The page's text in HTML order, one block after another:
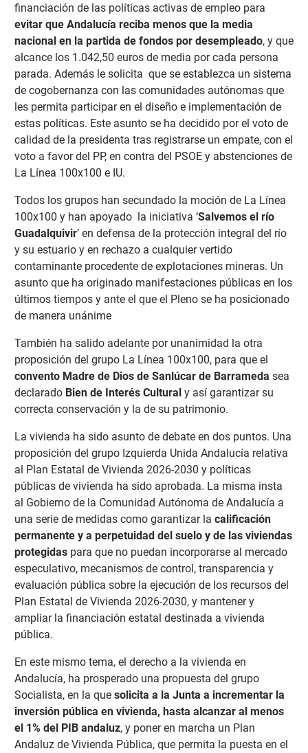
financiación de las políticas activas de empleo para
evitar que Andalucía reciba menos que la media
nacional en la partida de fondos por desempleado, y que
alcance los 1.042,50 euros de media por cada persona
parada. Además le solicita que se establezca un sistema
de cogobernanza con las comunidades autónomas que
les permita participar en el diseño e implementación de
estas políticas. Este asunto se ha decidido por el voto de
calidad de la presidenta tras registrarse un empate, con el
voto a favor del PP, en contra del PSOE y abstenciones de
La Línea 100x100 e IU.
Todos los grupos han secundado la moción de La Línea
100x100 y han apoyado la iniciativa ‘Salvemos el río
Guadalquivir’ en defensa de la protección integral del río
y su estuario y en rechazo a cualquier vertido
contaminante procedente de explotaciones mineras. Un
asunto que ha originado manifestaciones públicas en los
últimos tiempos y ante el que el Pleno se ha posicionado
de manera unánime
También ha salido adelante por unanimidad la otra
proposición del grupo La Línea 100x100, para que el
convento Madre de Dios de Sanlúcar de Barrameda sea
declaradoBien de Interés Culturaly así garantizar su
correcta conservación y la de su patrimonio.
La vivienda ha sido asunto de debate en dos puntos. Una
proposición del grupo Izquierda Unida Andalucía relativa
al Plan Estatal de Vivienda 2026-2030 y políticas
públicas de vivienda ha sido aprobada. La misma insta
al Gobierno de la Comunidad Autónoma de Andalucía a
una serie de medidas como garantizar la calificación
permanente y a perpetuidad del suelo y de las viviendas
protegidaspara que no puedan incorporarse al mercado
especulativo, mecanismos de control, transparencia y
evaluación pública sobre la ejecución de los recursos del
Plan Estatal de Vivienda 2026-2030, y mantener y
ampliar la financiación estatal destinada a vivienda
pública.
En este mismo tema, el derecho a la vivienda en
Andalucía, ha prosperado una propuesta del grupo
Socialista, en la que solicita a la Junta a incrementar la
inversión pública en vivienda, hasta alcanzar al menos
el 1% del PIB andaluz, y poner en marcha un Plan
Andaluz de Vivienda Pública, que permita la puesta en el